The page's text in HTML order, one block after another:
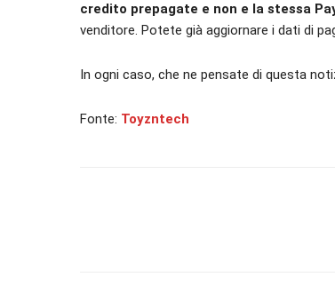
credito prepagate e non e la stessa
venditore. Potete già aggiornare i dati di
In ogni caso, che ne pensate di questa
Fonte: Toyzntech